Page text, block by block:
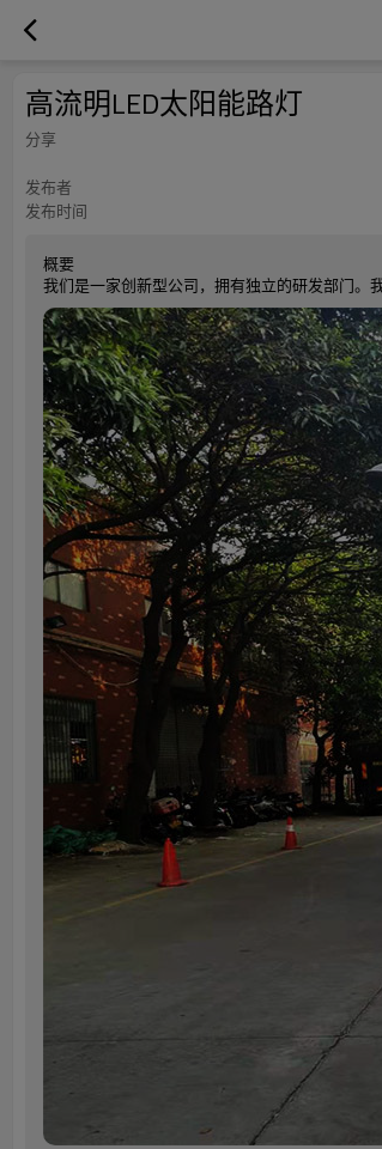
高流明LED太阳能路灯
分享
发布者
发布时间
概要
我们是一家创新型公司，拥有独立的研发部门